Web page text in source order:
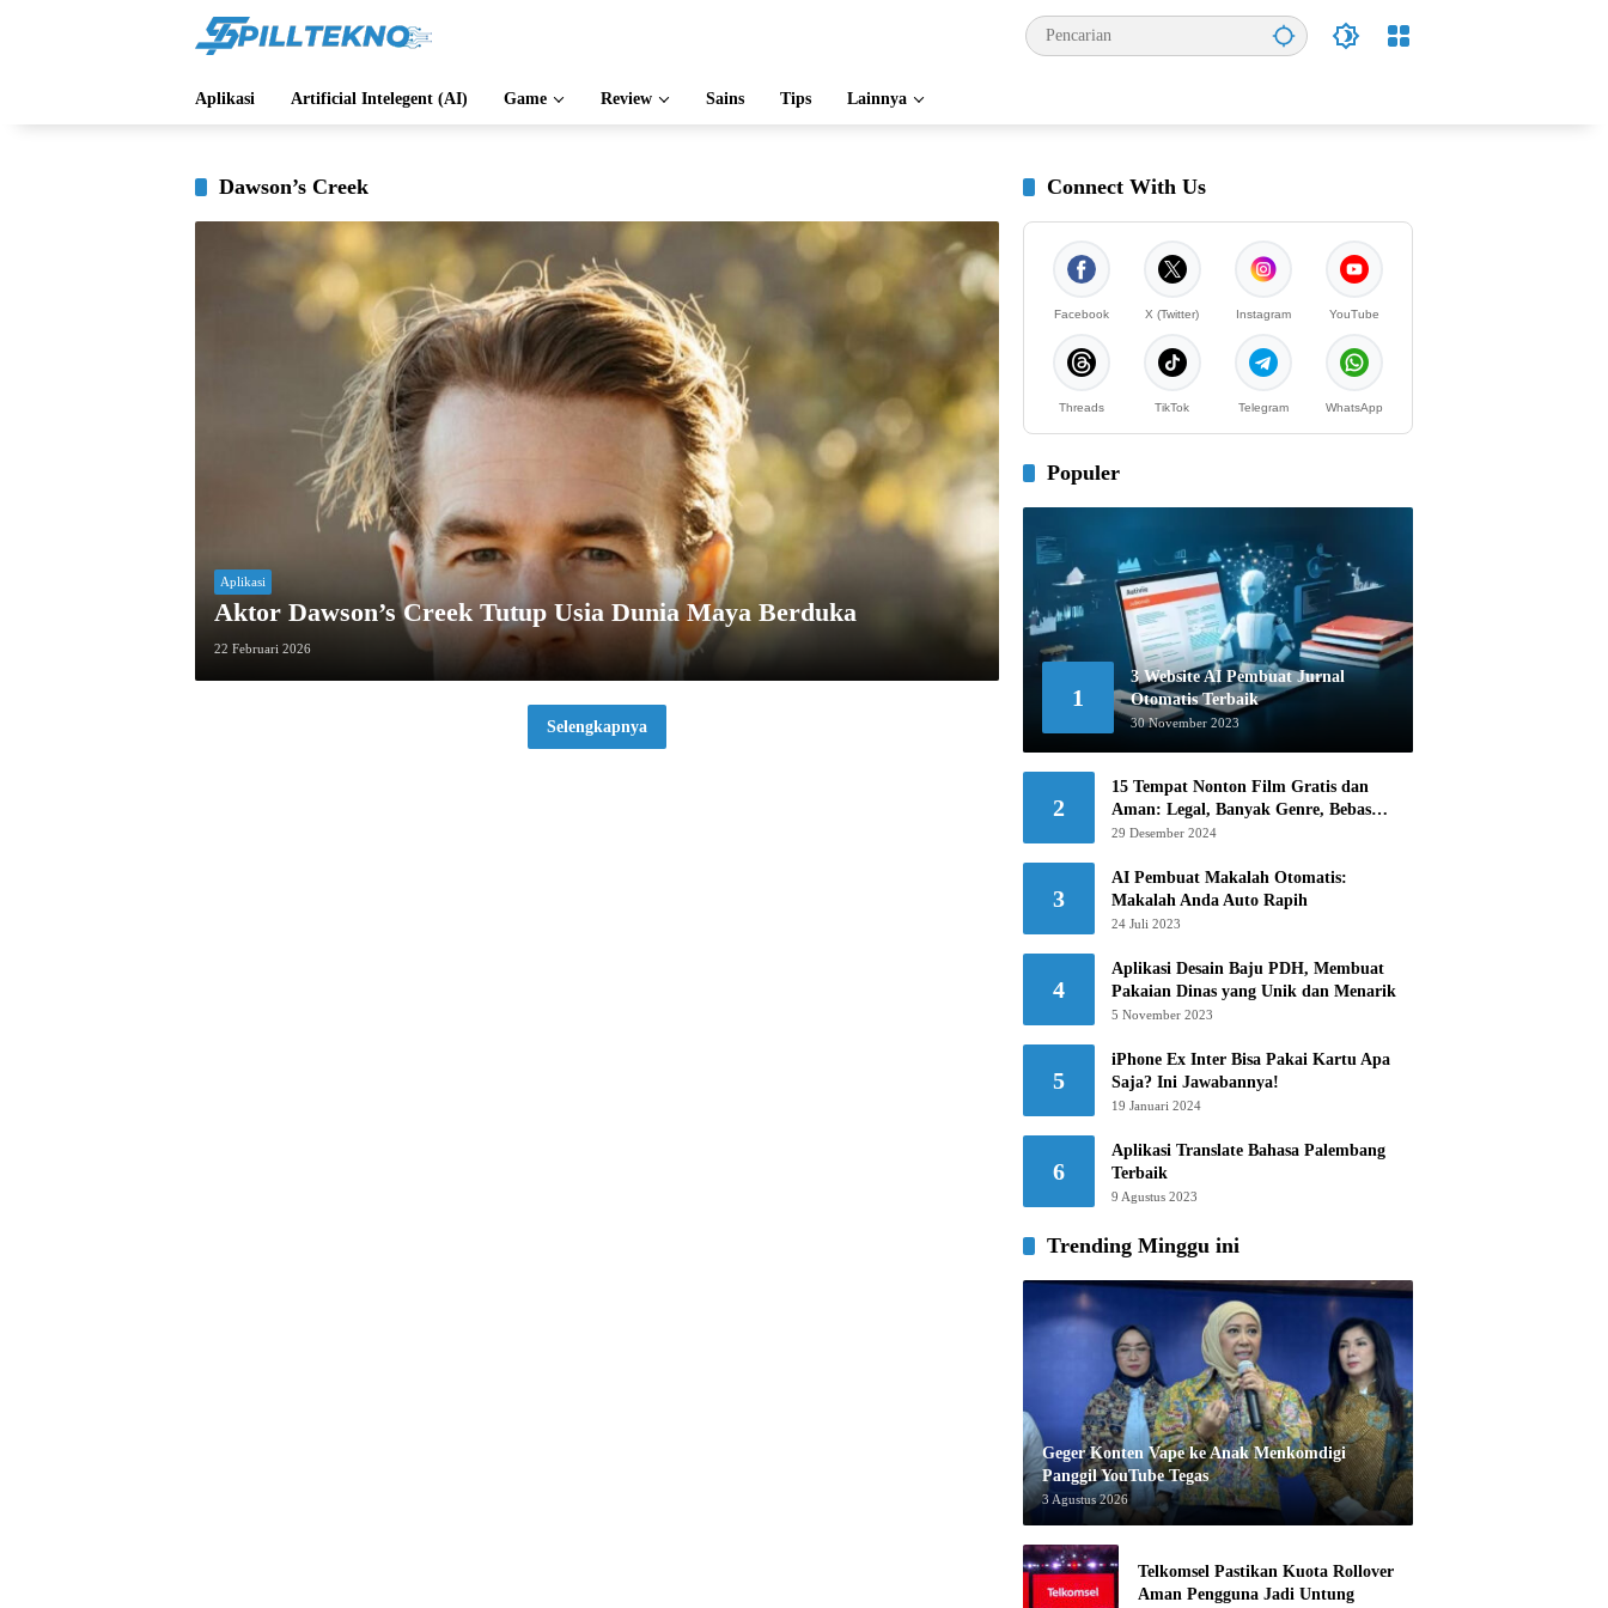
Aplikasi Artificial Intelegent (AI) Game Review Sains Tips Lainnya
Dawson’s Creek
Aplikasi
Aktor Dawson’s Creek Tutup Usia Dunia Maya Berduka
22 Februari 2026
Selengkapnya
Connect With Us
Facebook X (Twitter) Instagram YouTube
Threads TikTok Telegram WhatsApp
Populer
1
3 Website AI Pembuat Jurnal
Otomatis Terbaik
30 November 2023
2
15 Tempat Nonton Film Gratis dan
Aman: Legal, Banyak Genre, Bebas
Khawatir!
29 Desember 2024
3
AI Pembuat Makalah Otomatis:
Makalah Anda Auto Rapih
24 Juli 2023
4
Aplikasi Desain Baju PDH, Membuat
Pakaian Dinas yang Unik dan Menarik
5 November 2023
5
iPhone Ex Inter Bisa Pakai Kartu Apa
Saja? Ini Jawabannya!
19 Januari 2024
6
Aplikasi Translate Bahasa Palembang
Terbaik
9 Agustus 2023
Trending Minggu ini
Geger Konten Vape ke Anak Menkomdigi
Panggil YouTube Tegas
3 Agustus 2026
Telkomsel Pastikan Kuota Rollover
Aman Pengguna Jadi Untung